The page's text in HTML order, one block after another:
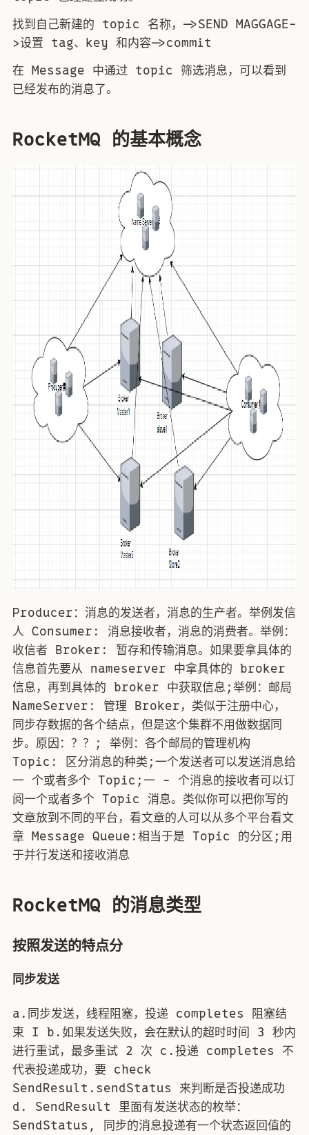
找到自己新建的 topic 名称，->SEND MAGGAGE-
>设置 tag、key 和内容->commit
在 Message 中通过 topic 筛选消息，可以看到
已经发布的消息了。
RocketMQ 的基本概念
Producer：消息的发送者，消息的生产者。举例发信
人 Consumer: 消息接收者，消息的消费者。举例：
收信者 Broker: 暂存和传输消息。如果要拿具体的
信息首先要从 nameserver 中拿具体的 broker
信息，再到具体的 broker 中获取信息;举例：邮局
NameServer: 管理 Broker，类似于注册中心，
同步存数据的各个结点，但是这个集群不用做数据同
步。原因：？？; 举例：各个邮局的管理机构
Topic: 区分消息的种类;一个发送者可以发送消息给
一 个或者多个 Topic;一 - 个消息的接收者可以订
阅一个或者多个 Topic 消息。类似你可以把你写的
文章放到不同的平台，看文章的人可以从多个平台看文
章 Message Queue:相当于是 Topic 的分区;用
于并行发送和接收消息
RocketMQ 的消息类型
按照发送的特点分
同步发送
a.同步发送，线程阻塞，投递 completes 阻塞结
束 I b.如果发送失败，会在默认的超时时间 3 秒内
进行重试，最多重试 2 次 c.投递 completes 不
代表投递成功，要 check
SendResult.sendStatus 来判断是否投递成功
d. SendResult 里面有发送状态的枚举：
SendStatus, 同步的消息投递有一个状态返回值的